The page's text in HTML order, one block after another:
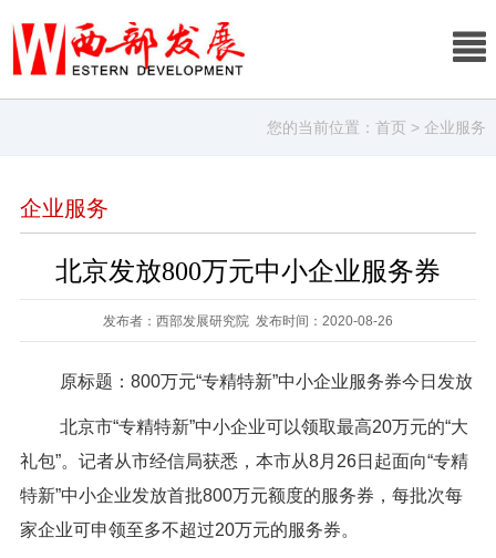
您的当前位置：首页 > 企业服务
企业服务
北京发放800万元中小企业服务券
发布者：西部发展研究院 发布时间：2020-08-26
原标题：800万元“专精特新”中小企业服务券今日发放
北京市“专精特新”中小企业可以领取最高20万元的“大
礼包”。记者从市经信局获悉，本市从8月26日起面向“专精
特新”中小企业发放首批800万元额度的服务券，每批次每
家企业可申领至多不超过20万元的服务券。